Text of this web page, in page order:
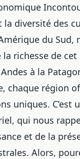
la diversité des
du Sud,
la richesse de
à la
chaque région
uniques. C’est
qui nous
et de la
Alors,